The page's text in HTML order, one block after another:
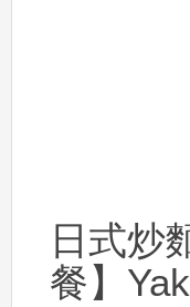
日式炒
餐】